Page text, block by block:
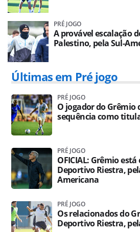
PRÉ JOGO
A provável escalação
Palestino, pela Sul-
Últimas em Pré jogo
PRÉ JOGO
O jogador do Grêmio
sequência como
PRÉ JOGO
OFICIAL: Grêmio
Deportivo Riestra,
Americana
PRÉ JOGO
Os relacionados do
Deportivo Riestra,